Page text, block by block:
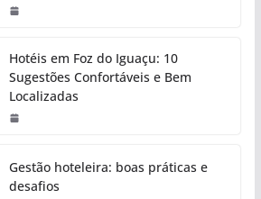
Hotéis em Foz do Iguaçu: 10
Sugestões Confortáveis e Bem
Localizadas
Gestão hoteleira: boas práticas e
desafios